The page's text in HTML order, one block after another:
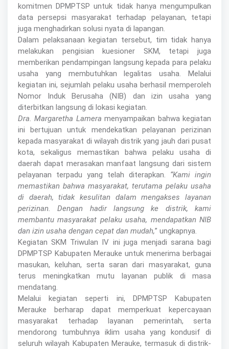
komitmen DPMPTSP untuk tidak hanya mengumpulkan
data persepsi masyarakat terhadap pelayanan, tetapi
juga menghadirkan solusi nyata di lapangan.
Dalam pelaksanaan kegiatan tersebut, tim tidak hanya
melakukan pengisian kuesioner SKM, tetapi juga
memberikan pendampingan langsung kepada para pelaku
usaha yang membutuhkan legalitas usaha. Melalui
kegiatan ini, sejumlah pelaku usaha berhasil memperoleh
Nomor Induk Berusaha (NIB) dan izin usaha yang
diterbitkan langsung di lokasi kegiatan.
Dra. Margaretha Lamera menyampaikan bahwa kegiatan
ini bertujuan untuk mendekatkan pelayanan perizinan
kepada masyarakat di wilayah distrik yang jauh dari pusat
kota, sekaligus memastikan bahwa pelaku usaha di
daerah dapat merasakan manfaat langsung dari sistem
pelayanan terpadu yang telah diterapkan. “Kami ingin
memastikan bahwa masyarakat, terutama pelaku usaha
di daerah, tidak kesulitan dalam mengakses layanan
perizinan. Dengan hadir langsung ke distrik, kami
membantu masyarakat pelaku usaha, mendapatkan NIB
dan izin usaha dengan cepat dan mudah,” ungkapnya.
Kegiatan SKM Triwulan IV ini juga menjadi sarana bagi
DPMPTSP Kabupaten Merauke untuk menerima berbagai
masukan, keluhan, serta saran dari masyarakat, guna
terus meningkatkan mutu layanan publik di masa
mendatang.
Melalui kegiatan seperti ini, DPMPTSP Kabupaten
Merauke berharap dapat memperkuat kepercayaan
masyarakat terhadap layanan pemerintah, serta
mendorong tumbuhnya iklim usaha yang kondusif di
seluruh wilayah Kabupaten Merauke, termasuk di distrik-